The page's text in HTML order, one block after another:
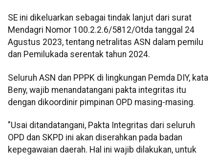
SE ini dikeluarkan sebagai tindak lanjut dari surat
Mendagri Nomor 100.2.2.6/5812/Otda tanggal 24
Agustus 2023, tentang netralitas ASN dalam pemilu
dan Pemilukada serentak tahun 2024.
Seluruh ASN dan PPPK di lingkungan Pemda DIY, kata
Beny, wajib menandatangani pakta integritas itu
dengan dikoordinir pimpinan OPD masing-masing.
"Usai ditandatangani, Pakta Integritas dari seluruh
OPD dan SKPD ini akan diserahkan pada badan
kepegawaian daerah. Hal ini wajib dilakukan, untuk